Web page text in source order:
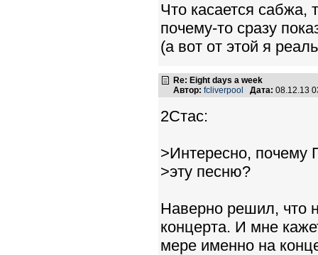
Что касается сабжа,
почему-то сразу
(а вот от этой я
Re: Eight days a week
Автор: fcliverpool Дата: 08.12.13
2Стас:
>Интересно, почему
>эту песню?
Наверно решил, что
концерта. И мне
мере именно на